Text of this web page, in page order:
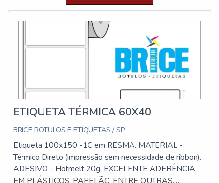
ETIQUETA TÉRMICA 60X40
BRICE ROTULOS E ETIQUETAS / SP
Etiqueta 100x150 -1C em RESMA. MATERIAL -
Térmico Direto (impressão sem necessidade de ribbon).
ADESIVO - Hotmelt 20g, EXCELENTE ADERÊNCIA
EM PLÁSTICOS, PAPELÃO, ENTRE OUTRAS.